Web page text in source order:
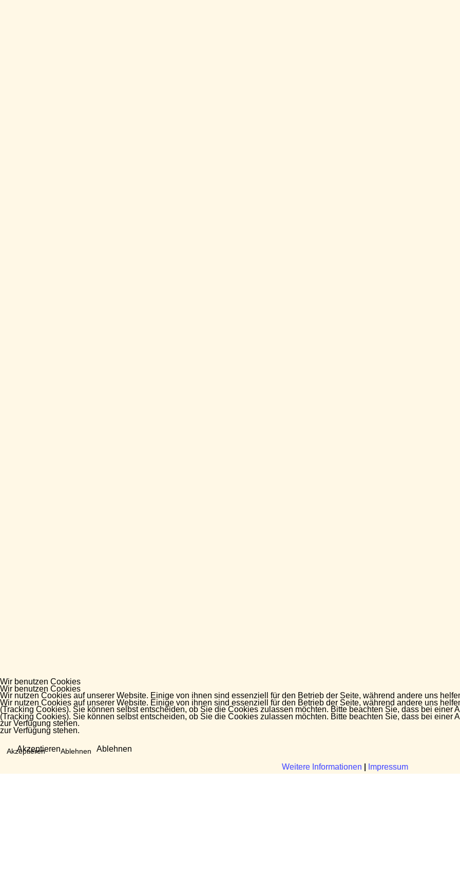
Wir benutzen Cookies
Wir nutzen Cookies auf unserer Website. Einige von ihnen sind essenziell für den Betrieb der Seite, während andere uns
(Tracking Cookies). Sie können selbst entscheiden, ob Sie die Cookies zulassen möchten. Bitte beachten Sie, dass bei
zur Verfügung stehen.
Akzeptieren Ablehnen
Weitere Informationen Impressum
Wir benutzen Cookies
Wir nutzen Cookies auf unserer Website. Einige von ihnen sind essenziell für den Betrieb der Seite, während andere uns
(Tracking Cookies). Sie können selbst entscheiden, ob Sie die Cookies zulassen möchten. Bitte beachten Sie, dass bei
zur Verfügung stehen.
Akzeptieren Ablehnen
Weitere Informationen Impressum